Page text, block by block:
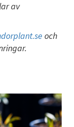
av
och